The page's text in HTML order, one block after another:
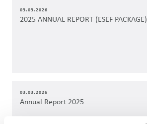
03.03.2026
2025 ANNUAL REPORT (ESEF PACKAGE)
03.03.2026
Annual Report 2025